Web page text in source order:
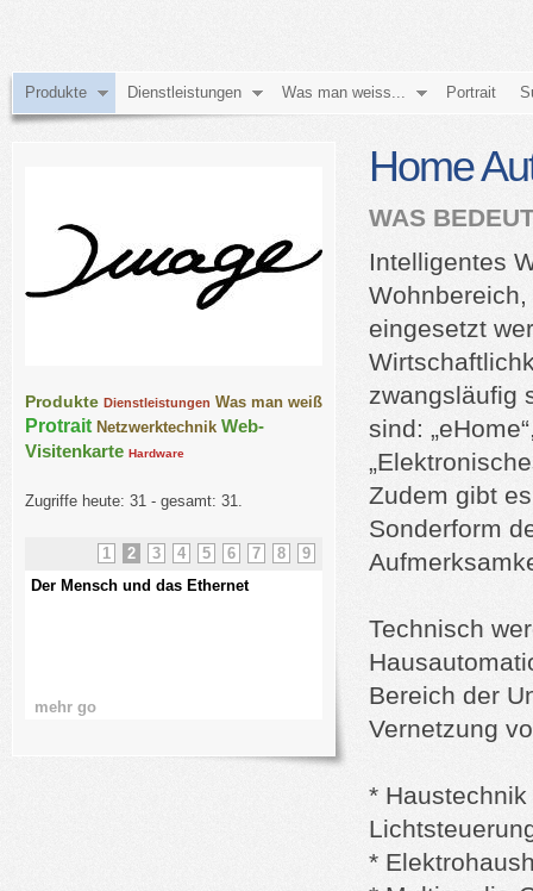
Produkte Dienstleistungen Was man weiss... Portrait
Home
WAS
Intelligentes
eingesetzt
zwangsläufig
sind:
Zudem gibt
Sonderform
Technisch
Bereich der
Vernetzung
*
*
Produkte Dienstleistungen Was man weiß
Protrait Netzwerktechnik Web-
Visitenkarte Hardware
Zugriffe heute: 31 - gesamt: 31.
1 2 3 4 5 6 7 8
9
Der Mensch und das Ethernet
mehr go mehr go